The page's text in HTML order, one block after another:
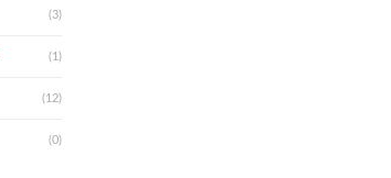
(3)
(1)
(12)
(0)